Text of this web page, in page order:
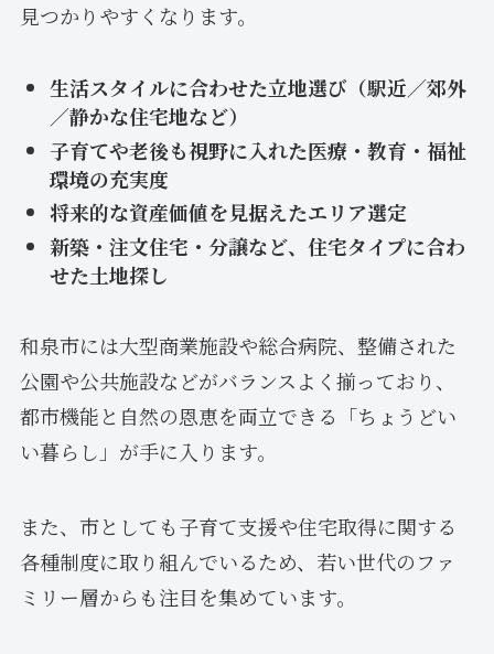
見つかりやすくなります。
生活スタイルに合わせた立地選び（駅近／郊外
／静かな住宅地など）
子育てや老後も視野に入れた医療・教育・福祉
環境の充実度
将来的な資産価値を見据えたエリア選定
新築・注文住宅・分譲など、住宅タイプに合わ
せた土地探し
和泉市には大型商業施設や総合病院、整備された
公園や公共施設などがバランスよく揃っており、
都市機能と自然の恩恵を両立できる「ちょうどい
い暮らし」が手に入ります。
また、市としても子育て支援や住宅取得に関する
各種制度に取り組んでいるため、若い世代のファ
ミリー層からも注目を集めています。